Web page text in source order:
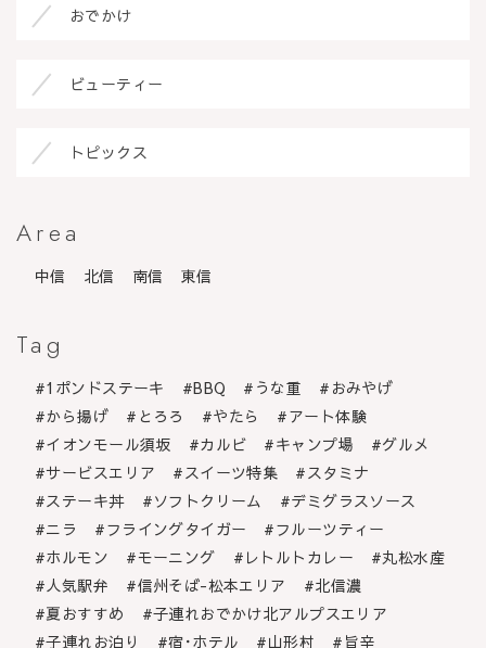
おでかけ
ビューティー
トピックス
Area
中信 北信 南信 東信
Tag
1ポンドステーキ BBQ うな重
おみやげ
から揚げ
とろろ やたら
アート体験
イオンモール須坂
カルビ キャンプ場
グルメ
サービスエリア
スイーツ特集
スタミナ
ステーキ丼
ソフトクリーム
デミグラスソース
ニラ
フライングタイガー
フルーツティー
ホルモン
モーニング レトルトカレー
丸松水産
人気駅弁
信州そば-松本エリア
北信濃
夏おすすめ
子連れおでかけ北アルプスエリア
子連れお泊り
宿･ホテル 山形村 旨辛